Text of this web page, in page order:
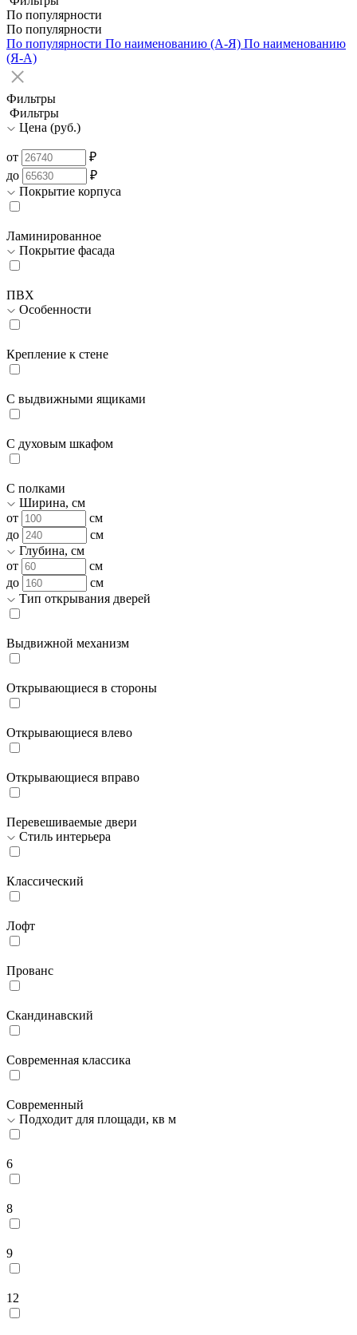
По популярности
По популярности
По популярности По наименованию (А-Я) По наименованию
(Я-А)
Фильтры
Фильтры
Цена (руб.)
от
₽
до
₽
Покрытие корпуса
Ламинированное
Покрытие фасада
ПВХ
Особенности
Крепление к стене
С выдвижными ящиками
С духовым шкафом
С полками
Ширина, см
от
см
до
см
Глубина, см
от
см
до
см
Тип открывания дверей
Выдвижной механизм
Открывающиеся в стороны
Открывающиеся влево
Открывающиеся вправо
Перевешиваемые двери
Стиль интерьера
Классический
Лофт
Прованс
Скандинавский
Современная классика
Современный
Подходит для площади, кв м
6
8
9
12